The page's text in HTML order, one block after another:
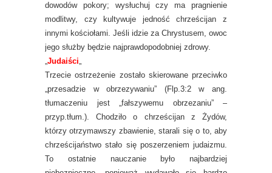
dowodów pokory; wysłuchuj czy ma pragnienie
modlitwy, czy kultywuje jedność chrześcijan z
innymi kościołami. Jeśli idzie za Chrystusem, owoc
jego służby będzie najprawdopodobniej zdrowy.
„Judaiści„
Trzecie ostrzeżenie zostało skierowane przeciwko
„przesadzie w obrzezywaniu” (Flp.3:2 w ang.
tłumaczeniu jest „fałszywemu obrzezaniu” –
przyp.tłum.). Chodziło o chrześcijan z Żydów,
którzy otrzymawszy zbawienie, starali się o to, aby
chrześcijaństwo stało się poszerzeniem judaizmu.
To ostatnie nauczanie było najbardziej